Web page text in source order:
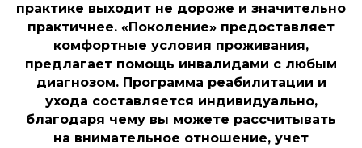
практике выходит не дороже и значительно
практичнее. «Поколение» предоставляет
комфортные условия проживания,
предлагает помощь инвалидами с любым
диагнозом. Программа реабилитации и
ухода составляется индивидуально,
благодаря чему вы можете рассчитывать
на внимательное отношение, учет